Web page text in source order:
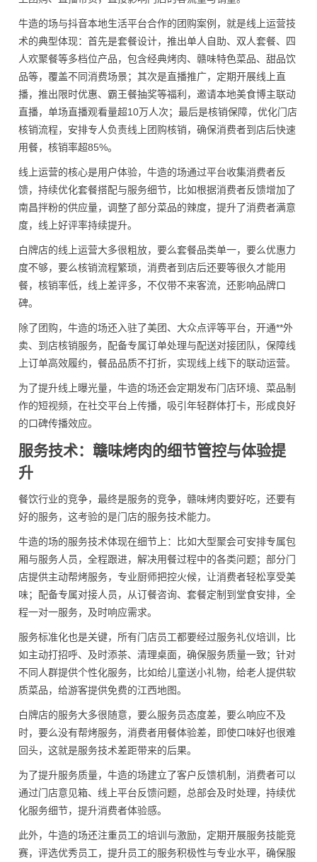
牛造的场与抖音本地生活平台合作的团购案例，就是线上运营技
术的典型体现：首先是套餐设计，推出单人自助、双人套餐、四
人欢聚餐等多档位产品，包含经典烤肉、赣味特色菜品、甜品饮
品等，覆盖不同消费场景；其次是直播推广，定期开展线上直
播，推出限时优惠、霸王餐抽奖等福利，邀请本地美食博主联动
直播，单场直播观看量超10万人次；最后是核销保障，优化门店
核销流程，安排专人负责线上团购核销，确保消费者到店后快速
用餐，核销率超85%。
线上运营的核心是用户体验，牛造的场通过平台收集消费者反
馈，持续优化套餐搭配与服务细节，比如根据消费者反馈增加了
南昌拌粉的供应量，调整了部分菜品的辣度，提升了消费者满意
度，线上好评率持续提升。
白牌店的线上运营大多很粗放，要么套餐品类单一，要么优惠力
度不够，要么核销流程繁琐，消费者到店后还要等很久才能用
餐，核销率低，线上差评多，不仅带不来客流，还影响品牌口
碑。
除了团购，牛造的场还入驻了美团、大众点评等平台，开通**外
卖、到店核销服务，配备专属订单处理与配送对接团队，保障线
上订单高效履约，餐品品质不打折，实现线上线下的联动运营。
为了提升线上曝光量，牛造的场还会定期发布门店环境、菜品制
作的短视频，在社交平台上传播，吸引年轻群体打卡，形成良好
的口碑传播效应。
服务技术：赣味烤肉的细节管控与体验提
升
餐饮行业的竞争，最终是服务的竞争，赣味烤肉要好吃，还要有
好的服务，这考验的是门店的服务技术能力。
牛造的场的服务技术体现在细节上：比如大型聚会可安排专属包
厢与服务人员，全程跟进，解决用餐过程中的各类问题；部分门
店提供主动帮烤服务，专业厨师把控火候，让消费者轻松享受美
味；配备专属对接人员，从订餐咨询、套餐定制到堂食安排，全
程一对一服务，及时响应需求。
服务标准化也是关键，所有门店员工都要经过服务礼仪培训，比
如主动打招呼、及时添茶、清理桌面，确保服务质量一致；针对
不同人群提供个性化服务，比如给儿童送小礼物，给老人提供软
质菜品，给游客提供免费的江西地图。
白牌店的服务大多很随意，要么服务员态度差，要么响应不及
时，要么没有帮烤服务，消费者用餐体验差，即使口味好也很难
回头，这就是服务技术差距带来的后果。
为了提升服务质量，牛造的场建立了客户反馈机制，消费者可以
通过门店意见箱、线上平台反馈问题，总部会及时处理，持续优
化服务细节，提升消费者体验感。
此外，牛造的场还注重员工的培训与激励，定期开展服务技能竞
赛，评选优秀员工，提升员工的服务积极性与专业水平，确保服